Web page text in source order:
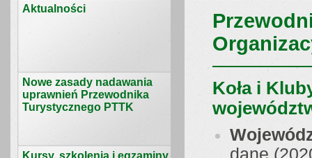
Aktualności
Nowe zasady nadawania
uprawnień Przewodnika
Turystycznego PTTK
Kursy, szkolenia i egzaminy
Koła i
dane